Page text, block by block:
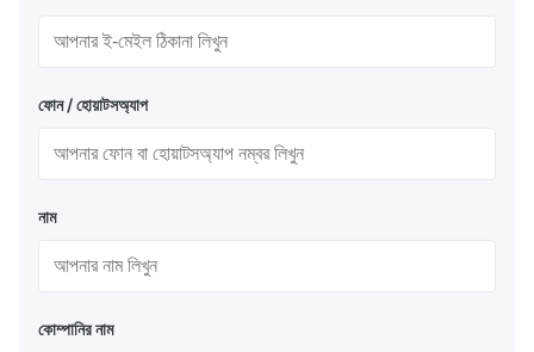
ফোন / হোয়াটসঅ্যাপ
নাম
কোম্পানির নাম